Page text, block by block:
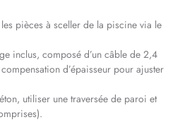
pièces à sceller de la piscine via le
inclus, composé d’un câble de 2,4
d’épaisseur pour ajuster
utiliser une traversée de paroi et